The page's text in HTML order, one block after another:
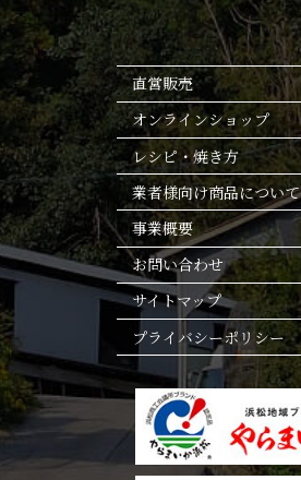
直営販売
オンラインショップ
レシピ・焼き方
業者様向け商品について
事業概要
お問い合わせ
サイトマップ
プライバシーポリシー